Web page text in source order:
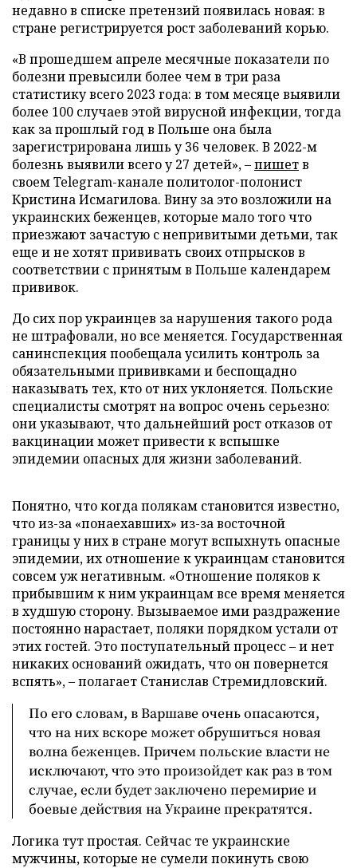
недавно в списке претензий появилась новая: в
стране регистрируется рост заболеваний корью.
«В прошедшем апреле месячные показатели по
болезни превысили более чем в три раза
статистику всего 2023 года: в том месяце выявили
более 100 случаев этой вирусной инфекции, тогда
как за прошлый год в Польше она была
зарегистрирована лишь у 36 человек. В 2022-м
болезнь выявили всего у 27 детей», –пишетв
своем Telegram-канале политолог-полонист
Кристина Исмагилова. Вину за это возложили на
украинских беженцев, которые мало того что
приезжают зачастую с непривитыми детьми, так
еще и не хотят прививать своих отпрысков в
соответствии с принятым в Польше календарем
прививок.
До сих пор украинцев за нарушения такого рода
не штрафовали, но все меняется. Государственная
санинспекция пообещала усилить контроль за
обязательными прививками и беспощадно
наказывать тех, кто от них уклоняется. Польские
специалисты смотрят на вопрос очень серьезно:
они указывают, что дальнейший рост отказов от
вакцинации может привести к вспышке
эпидемии опасных для жизни заболеваний.
Понятно, что когда полякам становится известно,
что из-за «понаехавших» из-за восточной
границы у них в стране могут вспыхнуть опасные
эпидемии, их отношение к украинцам становится
совсем уж негативным. «Отношение поляков к
прибывшим к ним украинцам все время меняется
в худшую сторону. Вызываемое ими раздражение
постоянно нарастает, поляки порядком устали от
этих гостей. Это поступательный процесс – и нет
никаких оснований ожидать, что он повернется
вспять», – полагает Станислав Стремидловский.
По его словам, в Варшаве очень опасаются,
что на них вскоре может обрушиться новая
волна беженцев. Причем польские власти не
исключают, что это произойдет как раз в том
случае, если будет заключено перемирие и
боевые действия на Украине прекратятся.
Логика тут простая. Сейчас те украинские
мужчины, которые не сумели покинуть свою